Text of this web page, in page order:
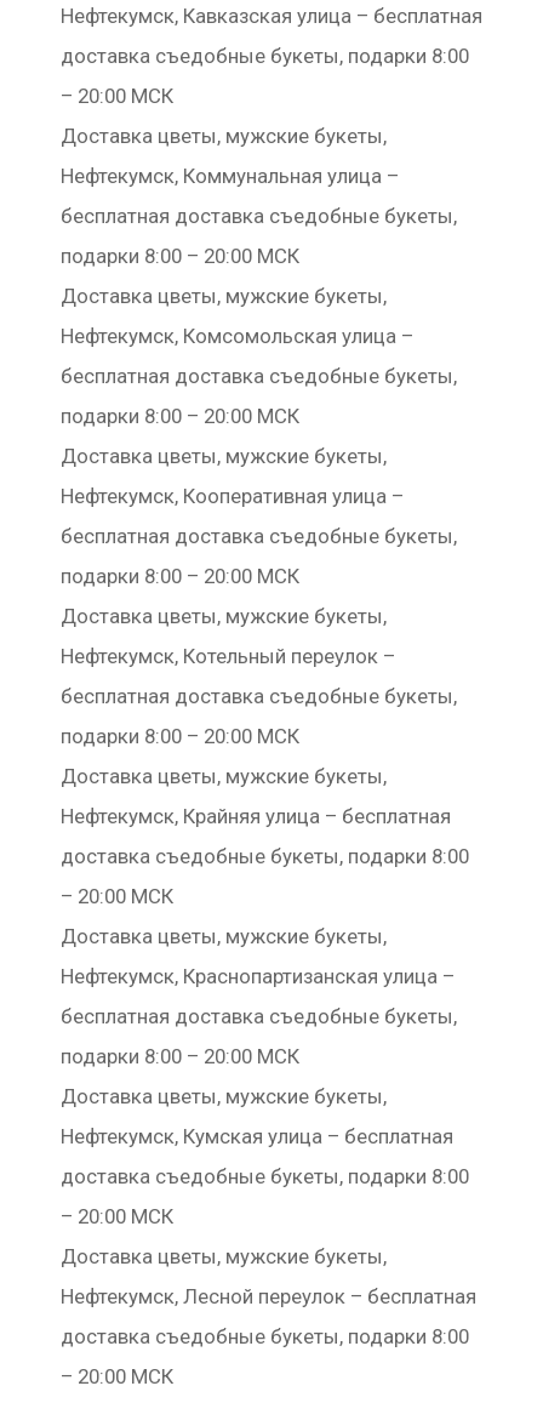
Нефтекумск, Кавказская улица – бесплатная
доставка съедобные букеты, подарки 8:00
– 20:00 МСК
Доставка цветы, мужские букеты,
Нефтекумск, Коммунальная улица –
бесплатная доставка съедобные букеты,
подарки 8:00 – 20:00 МСК
Доставка цветы, мужские букеты,
Нефтекумск, Комсомольская улица –
бесплатная доставка съедобные букеты,
подарки 8:00 – 20:00 МСК
Доставка цветы, мужские букеты,
Нефтекумск, Кооперативная улица –
бесплатная доставка съедобные букеты,
подарки 8:00 – 20:00 МСК
Доставка цветы, мужские букеты,
Нефтекумск, Котельный переулок –
бесплатная доставка съедобные букеты,
подарки 8:00 – 20:00 МСК
Доставка цветы, мужские букеты,
Нефтекумск, Крайняя улица – бесплатная
доставка съедобные букеты, подарки 8:00
– 20:00 МСК
Доставка цветы, мужские букеты,
Нефтекумск, Краснопартизанская улица –
бесплатная доставка съедобные букеты,
подарки 8:00 – 20:00 МСК
Доставка цветы, мужские букеты,
Нефтекумск, Кумская улица – бесплатная
доставка съедобные букеты, подарки 8:00
– 20:00 МСК
Доставка цветы, мужские букеты,
Нефтекумск, Лесной переулок – бесплатная
доставка съедобные букеты, подарки 8:00
– 20:00 МСК